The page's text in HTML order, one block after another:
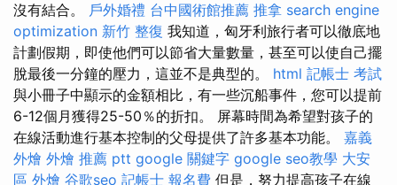
沒有結合。 戶外婚禮 台中國術館推薦 推拿 search engine
optimization 新竹 整復 我知道，匈牙利旅行者可以徹底地
計劃假期，即使他們可以節省大量數量，甚至可以使自己擺
脫最後一分鐘的壓力，這並不是典型的。 html 記帳士 考試
與小冊子中顯示的金額相比，有一些沉船事件，您可以提前
6-12個月獲得25-50％的折扣。 屏幕時間為希望對孩子的
在線活動進行基本控制的父母提供了許多基本功能。 嘉義
外燴 外燴 推薦 ptt google 關鍵字 google seo教學 大安
區 外燴 谷歌seo 記帳士 報名費 但是，努力提高孩子在線